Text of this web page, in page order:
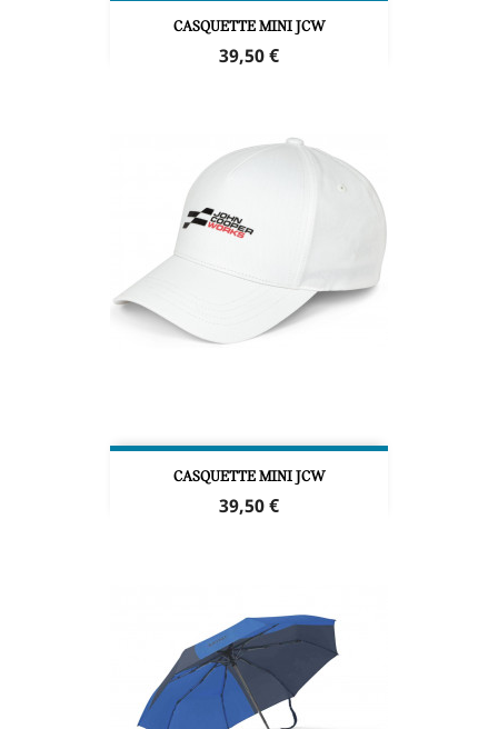
CASQUETTE MINI JCW
Prix
39,50 €
CASQUETTE MINI JCW
Prix
39,50 €